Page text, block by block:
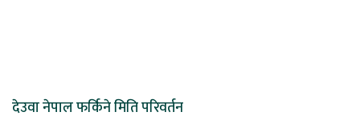
देउवा नेपाल फर्किने मिति परिवर्तन